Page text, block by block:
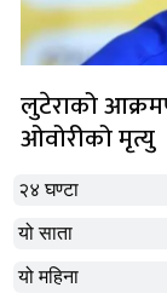
२४ घण्टा
यो साता
यो महिना
लुटेराको
ओवोरीको मृत्यु